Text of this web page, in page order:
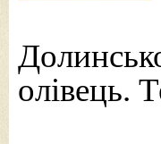
олівець.